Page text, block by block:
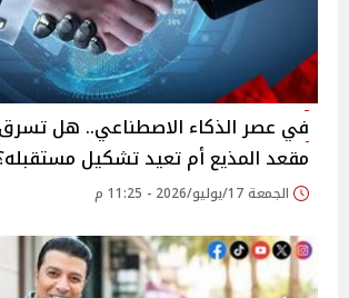
في عصر الذكاء الاصطناعي.. هل تسرق
مقعد المذيع أم تعيد تشكيل
الجمعة 17/يوليو/2026 - 11:25 م